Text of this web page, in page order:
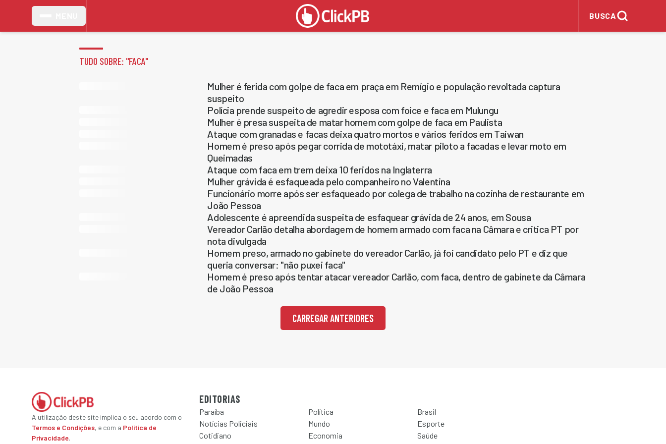
BUSCA
TUDO SOBRE: "FACA"
Mulher é ferida com golpe de faca em praça em Remígio e população revoltada captura
suspeito
Polícia prende suspeito de agredir esposa com foice e faca em Mulungu
Mulher é presa suspeita de matar homem com golpe de faca em Paulista
Ataque com granadas e facas deixa quatro mortos e vários feridos em Taiwan
Homem é preso após pegar corrida de mototáxi, matar piloto a facadas e levar moto em
Queimadas
Ataque com faca em trem deixa 10 feridos na Inglaterra
Mulher grávida é esfaqueada pelo companheiro no Valentina
Funcionário morre após ser esfaqueado por colega de trabalho na cozinha de restaurante em
João Pessoa
Adolescente é apreendida suspeita de esfaquear grávida de 24 anos, em Sousa
Vereador Carlão detalha abordagem de homem armado com faca na Câmara e critica PT por
nota divulgada
Homem preso, armado no gabinete do vereador Carlão, já foi candidato pelo PT e diz que
queria conversar: "não puxei faca"
Homem é preso após tentar atacar vereador Carlão, com faca, dentro de gabinete da Câmara
de João Pessoa
CARREGAR ANTERIORES
A utilização deste site implica o seu acordo com o
Termos e Condições, e com a Política de
Privacidade.
EDITORIAS
Paraíba Política
Brasil
Notícias Policiais
Mundo
Esporte
Cotidiano
Economia
Saúde